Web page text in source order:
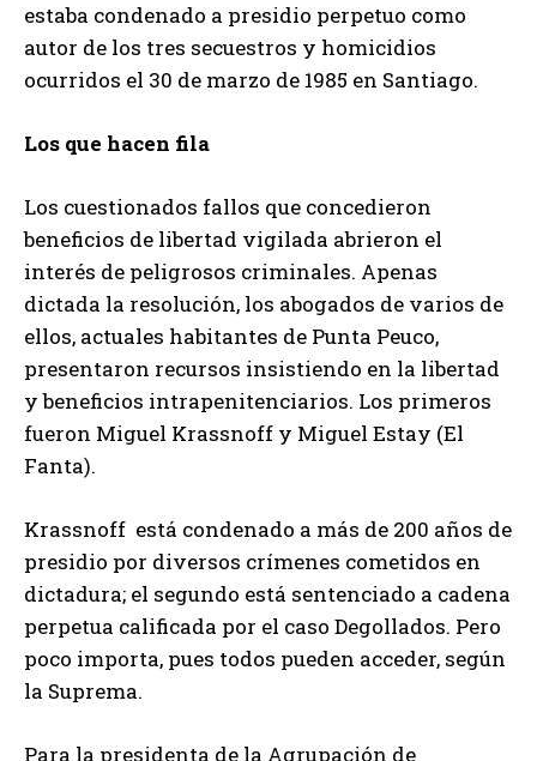
estaba condenado a presidio perpetuo como
autor de los tres secuestros y homicidios
ocurridos el 30 de marzo de 1985 en Santiago.
Los que hacen fila
Los cuestionados fallos que concedieron
beneficios de libertad vigilada abrieron el
interés de peligrosos criminales. Apenas
dictada la resolución, los abogados de varios de
ellos, actuales habitantes de Punta Peuco,
presentaron recursos insistiendo en la libertad
y beneficios intrapenitenciarios. Los primeros
fueron Miguel Krassnoff y Miguel Estay (El
Fanta).
Krassnoff está condenado a más de 200 años de
presidio por diversos crímenes cometidos en
dictadura; el segundo está sentenciado a cadena
perpetua calificada por el caso Degollados. Pero
poco importa, pues todos pueden acceder, según
la Suprema.
Para la presidenta de la Agrupación de